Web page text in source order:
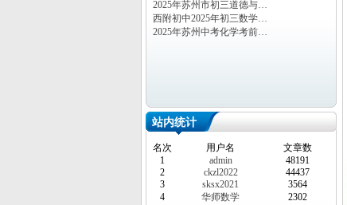
2025年苏州市初三道德与…
西附初中2025年初三数学…
2025年苏州中考化学考前…
站内统计
名次 用户名
文章数
1
admin
48191
2
ckzl2022
44437
3
sksx2021
3564
4
华师数学
2302